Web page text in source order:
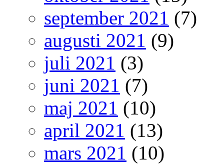
september 2021 (7)
augusti 2021 (9)
juli 2021 (3)
juni 2021 (7)
maj 2021 (10)
april 2021 (13)
mars 2021 (10)